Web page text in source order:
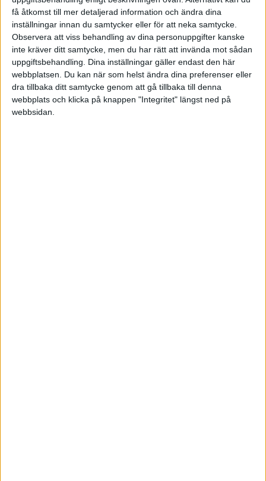
få åtkomst till mer detaljerad information och ändra dina
inställningar innan du samtycker eller för att neka samtycke.
Observera att viss behandling av dina personuppgifter kanske
inte kräver ditt samtycke, men du har rätt att invända mot sådan
uppgiftsbehandling. Dina inställningar gäller endast den här
webbplatsen. Du kan när som helst ändra dina preferenser eller
dra tillbaka ditt samtycke genom att gå tillbaka till denna
webbplats och klicka på knappen "Integritet" längst ned på
webbsidan.
David
Från: Thomas
Skickat: den 27 maj 2011 10:34
Till: David
Ämne: Re: SV: SV: SV: